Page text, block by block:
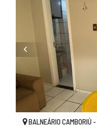
BALNEÁRIO CAMBORIÚ -